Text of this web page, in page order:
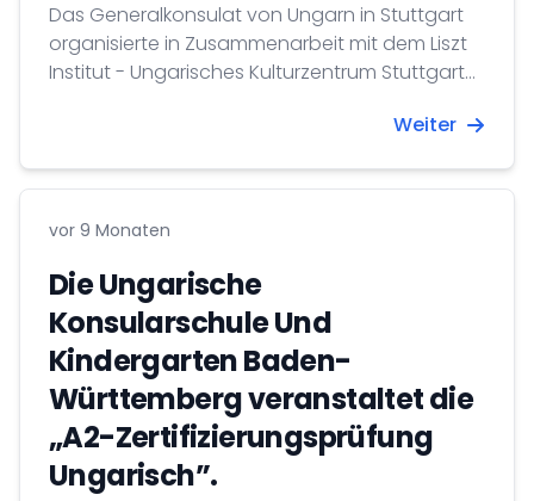
Das Generalkonsulat von Ungarn in Stuttgart
organisierte in Zusammenarbeit mit dem Liszt
Institut - Ungarisches Kulturzentrum Stuttgart
Jahrestag der Ungarischen Revolution und
Weiter
vor 9 Monaten
Die Ungarische
Konsularschule Und
Kindergarten Baden-
Württemberg veranstaltet die
„A2-Zertifizierungsprüfung
Ungarisch”.